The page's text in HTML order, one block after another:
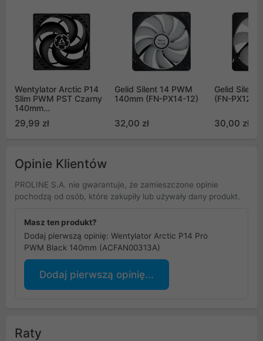
Wentylator Arctic P14
Slim PWM PST Czarny
140mm
29,99 zł
Gelid Silent 14 PWM
140mm (FN-PX14-12)
32,00 zł
Gelid Silent
(FN-PX12-
30,00 zł
Opinie Klientów
PROLINE S.A. nie gwarantuje, że zamieszczone opinie
pochodzą od osób, które zakupiły lub używały dany produkt.
Masz ten produkt?
Dodaj pierwszą opinię: Wentylator Arctic P14 Pro
PWM Black 140mm (ACFAN00313A)
Dodaj pierwszą opinię...
Raty